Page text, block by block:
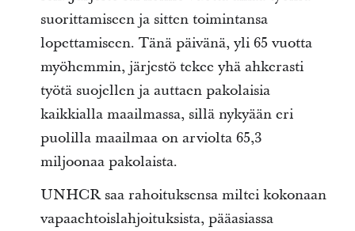
suorittamiseen ja sitten toimintansa
lopettamiseen. Tänä päivänä, yli 65 vuotta
myöhemmin, järjestö tekee yhä ahkerasti
työtä suojellen ja auttaen pakolaisia
kaikkialla maailmassa, sillä nykyään eri
puolilla maailmaa on arviolta 65,3
miljoonaa pakolaista.
UNHCR saa rahoituksensa miltei kokonaan
vapaaehtoislahjoituksista, pääasiassa